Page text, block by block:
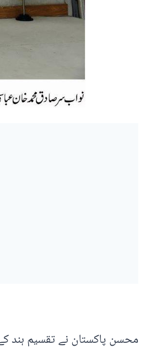
محسن پاکستان نے تقسیم ہند کے